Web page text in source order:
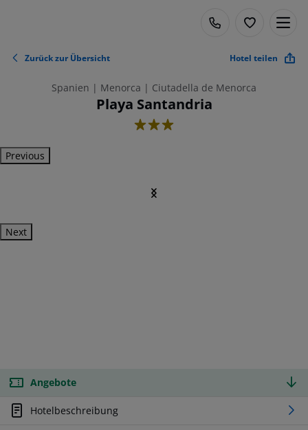
Zurück zur Übersicht Hotel teilen
Spanien | Menorca | Ciutadella de Menorca
Playa Santandria
3
Previous
Next
Angebote
Hotelbeschreibung